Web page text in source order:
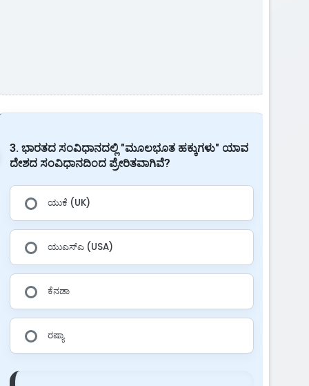
3. ಭಾರತದ ಸಂವಿಧಾನದಲ್ಲಿ "ಮೂಲಭೂತ ಹಕ್ಕುಗಳು" ಯಾವ
ದೇಶದ ಸಂವಿಧಾನದಿಂದ ಪ್ರೇರಿತವಾಗಿವೆ?
ಯುಕೆ (UK)
ಯುಎಸ್ಎ (USA)
ಕೆನಡಾ
ರಷ್ಯಾ